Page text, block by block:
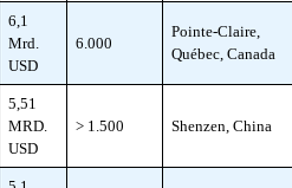
6,1
Mrd.
USD
6.000
Pointe-Claire,
Québec, Canada
5,51
MRD.
USD
> 1.500 Shenzen, China